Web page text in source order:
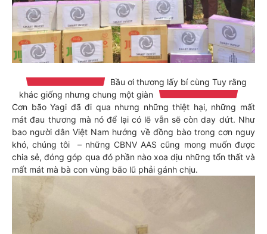
Bầu ơi thương lấy bí cùng Tuy rằng
khác giống nhưng chung một giàn
Cơn bão Yagi đã đi qua nhưng những thiệt hại, những mất
mát đau thương mà nó để lại có lẽ vẫn sẽ còn day dứt. Như
bao người dân Việt Nam hướng về đồng bào trong cơn nguy
khó, chúng tôi – những CBNV AAS cũng mong muốn được
chia sẻ, đóng góp qua đó phần nào xoa dịu những tổn thất và
mất mát mà bà con vùng bão lũ phải gánh chịu.